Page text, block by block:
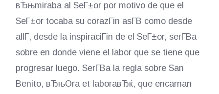
вЂњmiraba al SeГ±or por motivo de que el
SeГ±or tocaba su corazГіn asГ­В­ como desde
allГ­, desde la inspiraciГіn de el SeГ±or, serГ­В­a
sobre en donde viene el labor que se tiene que
progresar luego. SerГ­В­a la regla sobre San
Benito, вЂњOra et laboraвЂќ, que encarnan